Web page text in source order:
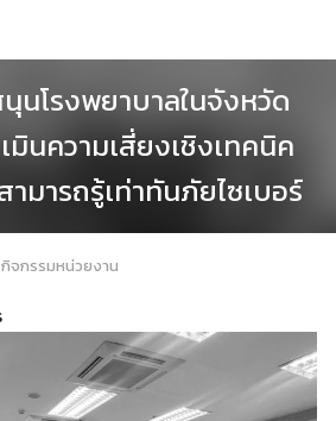
นโรงพยาบาลในจังหวัด
มินความเสี่ยงเชิงเทคนิค
มารถรู้เท่าทันภัยไซเบอร์
กิจกรรมหน่วยงาน